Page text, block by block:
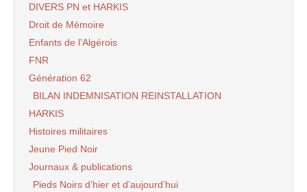
DIVERS PN et HARKIS
Droit de Mémoire
Enfants de l’Algérois
FNR
Génération 62
BILAN INDEMNISATION REINSTALLATION
HARKIS
Histoires militaires
Jeune Pied Noir
Journaux & publications
Pieds Noirs d’hier et d’aujourd’hui